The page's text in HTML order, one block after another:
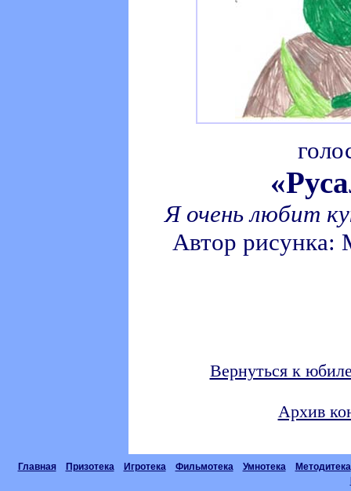
Я очень любит
Автор рисунка:
Вернуться к
Архив
Главная Призотека Игротека Фильмотека Умнотека
Методитека